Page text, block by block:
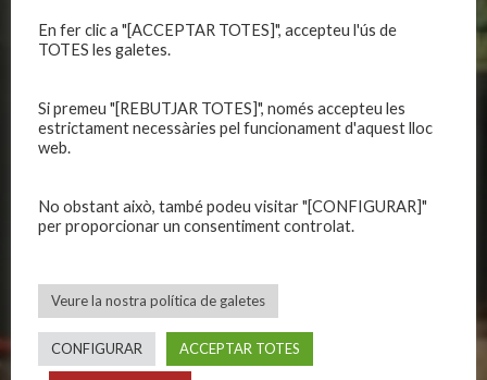
CLUB
Organització
Publicacions
Política de privadesa
Política de galetes
Primer equip femení
C.E. El Vilar
Escola
CALENDARIS INFORMACIONS
En fer clic a "[ACCEPTAR TOTES]", accepteu l'ús de
TOTES les galetes.
Si premeu "[REBUTJAR TOTES]", només accepteu les
estrictament necessàries pel funcionament d'aquest lloc
web.
No obstant això, també podeu visitar "[CONFIGURAR]"
per proporcionar un consentiment controlat.
Veure la nostra política de galetes
CONFIGURAR ACCEPTAR TOTES